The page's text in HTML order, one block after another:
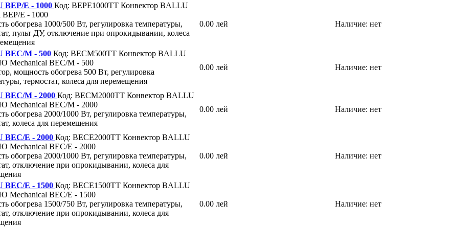
BEP/E - 1000 Код: BEPE1000TT Конвектор BALLU
E - 1000
обогрева 1000/500 Вт, регулировка температуры,
пульт ДУ, отключение при опрокидывании, колеса
0.00 лей Наличие: нет
BEC/M - 500 Код: BECM500TT Конвектор BALLU
Mechanical BEC/M - 500
мощность обогрева 500 Вт, регулировка
термостат, колеса для перемещения
0.00 лей Наличие: нет
BEC/M - 2000 Код: BECM2000TT Конвектор BALLU
Mechanical BEC/M - 2000
обогрева 2000/1000 Вт, регулировка температуры,
колеса для перемещения
0.00 лей Наличие: нет
BEC/E - 2000 Код: BECE2000TT Конвектор BALLU
Mechanical BEC/E - 2000
обогрева 2000/1000 Вт, регулировка температуры,
отключение при опрокидывании, колеса для
0.00 лей Наличие: нет
BEC/E - 1500 Код: BECE1500TT Конвектор BALLU
Mechanical BEC/E - 1500
обогрева 1500/750 Вт, регулировка температуры,
отключение при опрокидывании, колеса для
0.00 лей Наличие: нет